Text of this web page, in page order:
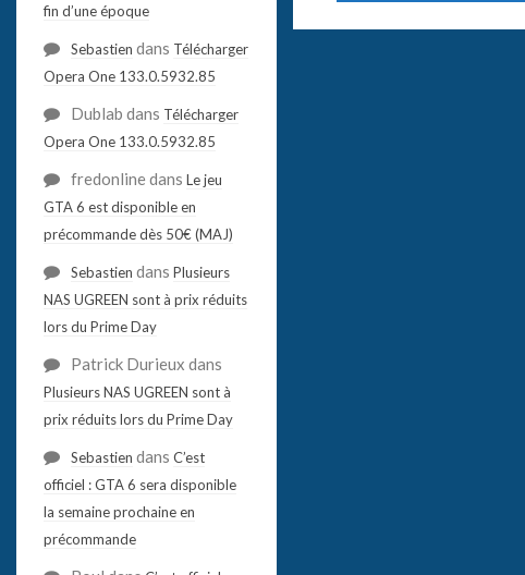
fin d’une époque
Sebastien dans Télécharger
Opera One 133.0.5932.85
Dublab dans Télécharger
Opera One 133.0.5932.85
fredonlinedans Le jeu
GTA 6 est disponible en
précommande dès 50€ (MAJ)
Sebastien dans Plusieurs
NAS UGREEN sont à prix réduits
lors du Prime Day
Patrick Durieux dans
Plusieurs NAS UGREEN sont à
prix réduits lors du Prime Day
Sebastien dans C’est
officiel : GTA 6 sera disponible
la semaine prochaine en
précommande